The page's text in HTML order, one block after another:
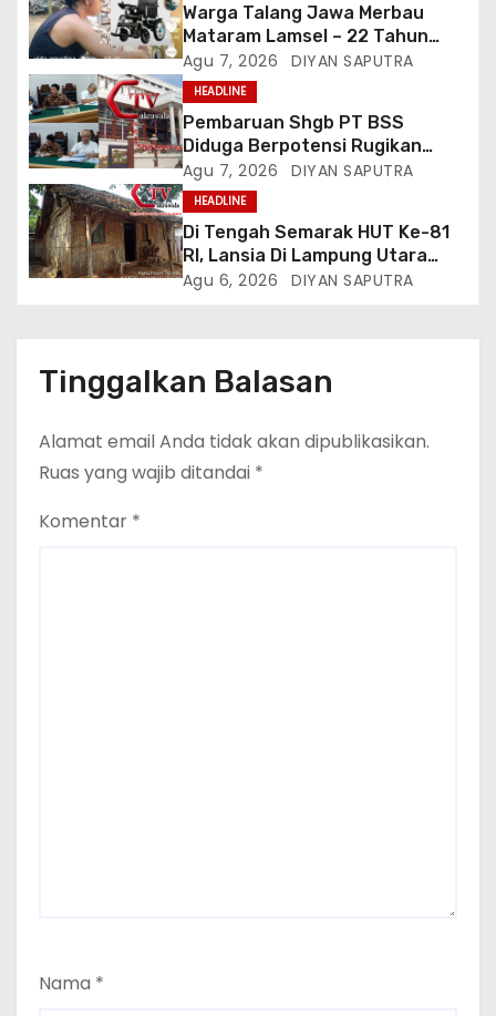
Warga Talang Jawa Merbau
Mataram Lamsel – 22 Tahun
Lumpuh Vina Agustina Viral Di
Tiktok Inginkan Kursi Roda
Listrik, Kepala Perwakilan
Provinsi Lampung Media
Cakrawala Tv Meminta Pemda
Lamsel Bertindak
Agu 7, 2026 DIYAN SAPUTRA
HEADLINE
Pembaruan Shgb PT BSS
Diduga Berpotensi Rugikan
Negara, Kementrian ATR/BPN Di
Gugat Di PTUN Jakarta
Agu 7, 2026 DIYAN SAPUTRA
HEADLINE
Di Tengah Semarak HUT Ke-81
RI, Lansia Di Lampung Utara
Hidup Memprihatinkan
Agu 6, 2026 DIYAN SAPUTRA
Tinggalkan Balasan
Alamat email Anda tidak akan dipublikasikan.
Ruas yang wajib ditandai *
Komentar *
Nama *